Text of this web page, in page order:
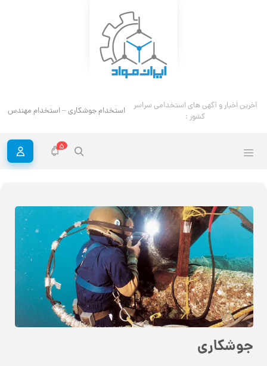
آخرین اخبار و آگهی های استخدامی سراسر
کشور :
استخدام جوشکاری – استخدام مهندس
5
جوشکاری